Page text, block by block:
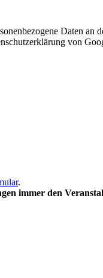
Daten
von
.
immer den